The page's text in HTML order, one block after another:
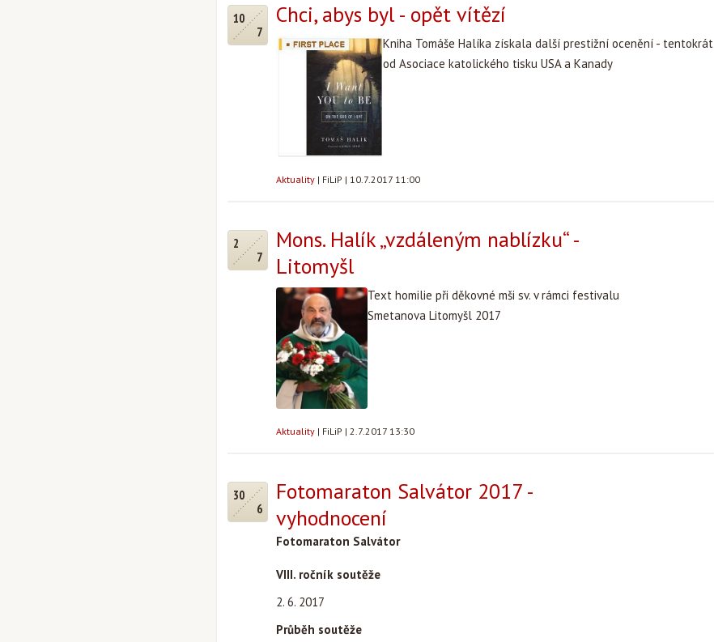
10
7
Chci, abys byl - opět vítězí
Kniha Tomáše Halíka získala další prestižní ocenění - tentokrát
od Asociace katolického tisku USA a Kanady
Aktuality | FiLiP | 10.7.2017 11:00
2
7
Mons. Halík „vzdáleným nablízku“ -
Litomyšl
Text homilie při děkovné mši sv. v rámci festivalu
Smetanova Litomyšl 2017
Aktuality | FiLiP | 2.7.2017 13:30
30
6
Fotomaraton Salvátor 2017 -
vyhodnocení
Fotomaraton Salvátor
VIII. ročník soutěže
2. 6. 2017
Průběh soutěže